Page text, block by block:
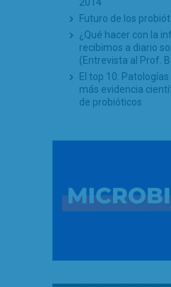
Futuro de los
¿Qué hacer con la
recibimos a diario
(Entrevista al Prof.
El top 10:
más evidencia
de probióticos